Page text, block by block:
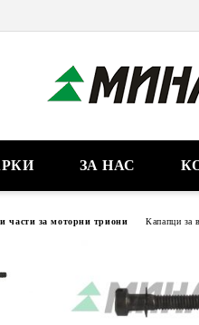
ЗА НАС
части за моторни триони Капапци за